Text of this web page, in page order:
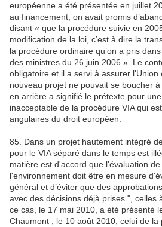
européenne a été présentée en juillet
au financement, on avait promis
disant « que la procédure suivie en
modification de la loi, c’est à dire la
la procédure ordinaire qu’on a pris
des ministres du 26 juin 2006 ». Le
obligatoire et il a servi à assurer l'Union
nouveau projet ne pouvait se boucher
en arrière a signifié le prétexte pour
inacceptable de la procédure VIA qui
angulaires du droit européen.
85. Dans un projet hautement intégré
pour le VIA séparé dans le temps est
matière est d'accord que l'évaluation
l'environnement doit être en mesure
général et d’éviter que des
avec des décisions déjà prises ", celles
ce cas, le 17 mai 2010, a été présenté
Chaumont ; le 10 août 2010, celui de la